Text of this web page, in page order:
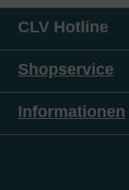
CLV Hotline
Shopservice
Informationen